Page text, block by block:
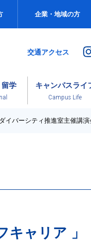
企業・地域の方
交通アクセス
留学 キャンパスライ
Campus Life
ダイバーシティ推進室主催講
ャリア 」